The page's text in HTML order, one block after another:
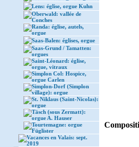
Lens: église, orgue Kuhn
Oberwald: vallée de
Conches
Randa: église, autels,
orgue
Saas-Balen: églises, orgue
Saas-Grund / Tamatten:
orgues
Saint-Léonard: église,
orgue, vitraux
Simplon Col: Hospice,
orgue Carlen
Simplon-Dorf (Simplon
village): orgue
St. Niklaus (Saint-Nicolas):
orgue
Täsch (sous Zermatt):
orgue A. Hauser
Tourtemagne: orgue
Füglister
Vacances en Valais: sept.
2019